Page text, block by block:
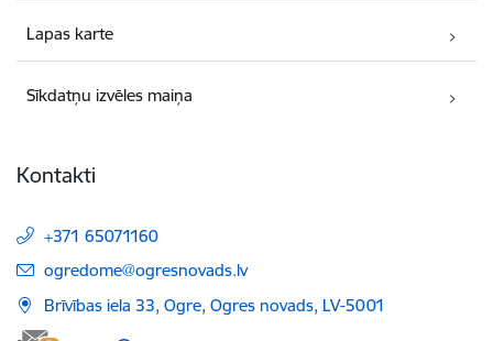
Lapas karte
Sīkdatņu izvēles maiņa
Kontakti
+371 65071160
E-pasts:
ogredome@ogresnovads.lv
Brīvības iela 33, Ogre, Ogres novads, LV-5001